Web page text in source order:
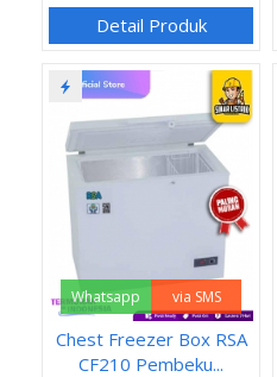
Detail Produk
Whatsapp via SMS
Chest Freezer Box RSA
CF210 Pembeku...